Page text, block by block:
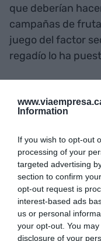
Information
If you wish to opt-out
processing of your
targeted advertising
section to confirm
opt-out request is
interest-based ads
us or personal
your opt-out. You
disclosure of your
que deberían
campañas de
juego del factor
regadío lo ha
perder los
en el Segrià, la
Urgell, y si la falta
cultivo, las
euros solo en la
criticado la falta
meses sin lluvias
planificación a